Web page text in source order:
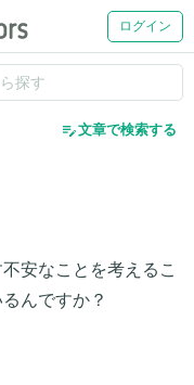
ログイン
edit_note文章で検索する
安なことを考えるこ
んですか？